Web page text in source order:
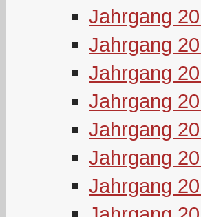
Jahrgang
Jahrgang
Jahrgang
Jahrgang
Jahrgang
Jahrgang
Jahrgang